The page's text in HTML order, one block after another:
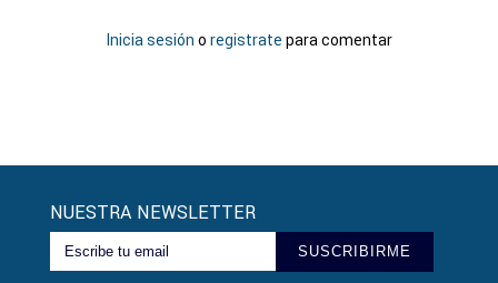
Inicia sesión o registrate para comentar
NUESTRA NEWSLETTER
SUSCRIBIRME